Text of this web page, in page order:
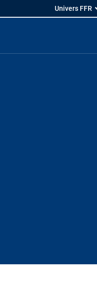
Univers FFR